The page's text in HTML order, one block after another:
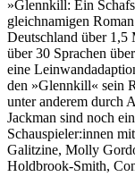
»Glennkill: Ein
gleichnamigen
Deutschland über
über 30 Sprachen
eine
den »Glennkill« sein
unter anderem durch
Jackman sind noch
Schauspieler:innen
Galitzine, Molly
Holdbrook‑Smith,